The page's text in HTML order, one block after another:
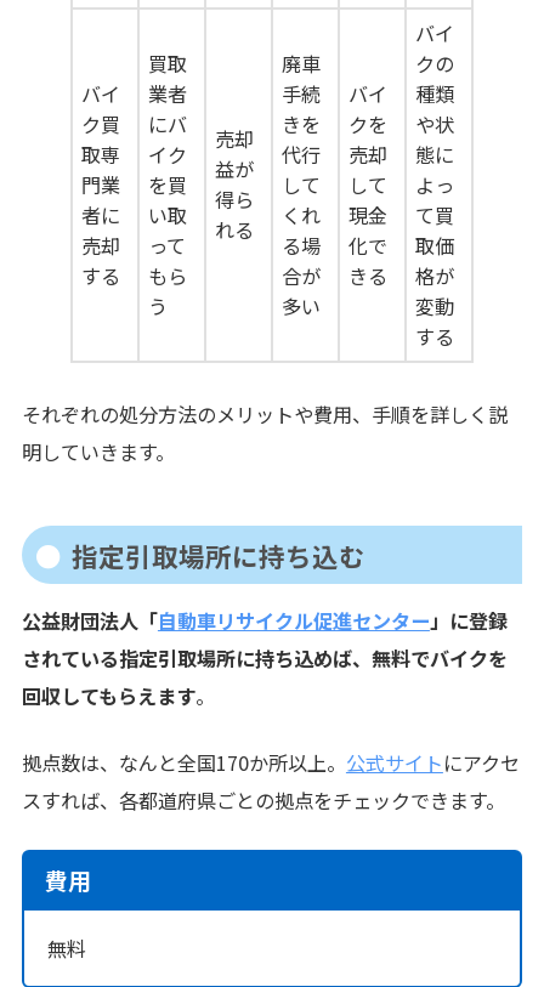
バイ
ク買
取専
門業
者に
売却
する
買取
業者
にバ
イク
を買
い取
って
もら
う
売却
益が
得ら
れる
廃車
手続
きを
代行
して
くれ
る場
合が
多い
バイ
クを
売却
して
現金
化で
きる
バイ
クの
種類
や状
態に
よっ
て買
取価
格が
変動
する
それぞれの処分方法のメリットや費用、手順を詳しく説
明していきます。
指定引取場所に持ち込む
公益財団法人「自動車リサイクル促進センター 」に登録
されている指定引取場所に持ち込めば、無料でバイクを
回収してもらえます。
拠点数は、なんと全国170か所以上。 公式サイトにアクセ
スすれば、各都道府県ごとの拠点をチェックできます。
費用
無料